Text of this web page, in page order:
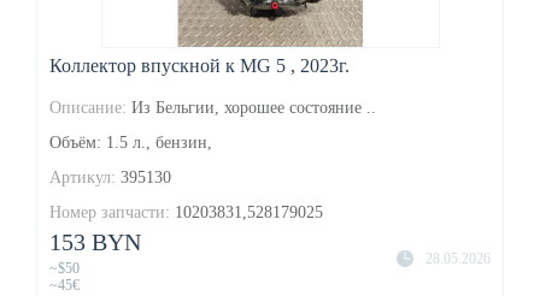
Коллектор впускной к MG 5 , 2023г.
Описание: Из Бельгии, хорошее состояние ..
Объём: 1.5 л., бензин,
Артикул: 395130
Номер запчасти: 10203831,528179025
28.05.2026
153 BYN
~$50
~45€